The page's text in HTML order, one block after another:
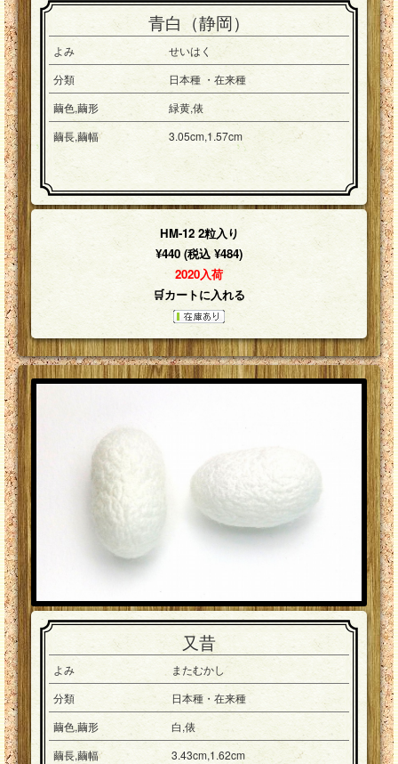
青白（静岡）
よみ
せいはく
分類
日本種 ・在来種
繭色,繭形
緑黄,俵
繭長,繭幅
3.05cm,1.57cm
HM-12 2粒入り
¥440 (税込 ¥484)
2020入荷
🛒カートに入れる
又昔
よみ
またむかし
分類
日本種・在来種
繭色,繭形
白,俵
繭長,繭幅
3.43cm,1.62cm